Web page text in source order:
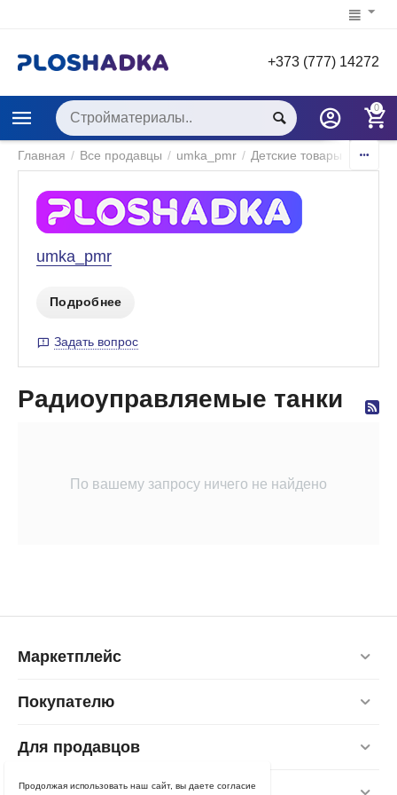
+373 (777) 14272
0
Главная / Все продавцы / umka_pmr / Детские товары Игры
Радиоуправляемые танки
По вашему запросу ничего не найдено
umka_pmr
Подробнее
Задать вопрос
Маркетплейс
Покупателю
Для продавцов
Продолжая использовать наш сайт, вы даете согласие